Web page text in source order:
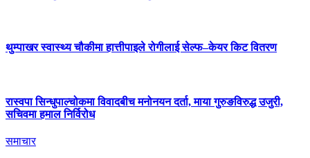
थुम्पाखर स्वास्थ्य चौकीमा हात्तीपाइले रोगीलाई सेल्फ–केयर किट वितरण
रास्वपा सिन्धुपाल्चोकमा विवादबीच मनोनयन दर्ता, माया गुरुङविरुद्ध उजुरी,
सचिवमा हमाल निर्विरोध
समाचार